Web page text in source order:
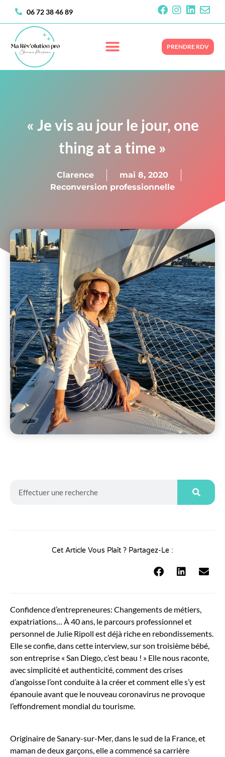
06 72 38 46 89
PRENDRE RDV
« Je vis au jour le jour, one
thing at a time »
Clarence
mai 8, 2020
Reconversion professionnelle
Cet Article Vous Plaît ? Partagez-Le :
Confidence d’entrepreneures: Changements de métiers,
expatriations… À 40 ans, le parcours professionnel et
personnel de Julie Ripoll est déjà riche en rebondissements.
Elle se confie, dans cette interview, sur son troisième bébé,
son entreprise « San Diego, c’est beau ! » Elle nous raconte,
avec simplicité et authenticité, comment des crises
d’angoisse l’ont conduite à la créer et comment elle s’y est
épanouie avant que le nouveau coronavirus ne provoque
l’effondrement mondial du tourisme.
Originaire de Sanary-sur-Mer, dans le sud de la France, et
maman de deux garçons, elle a commencé sa carrière